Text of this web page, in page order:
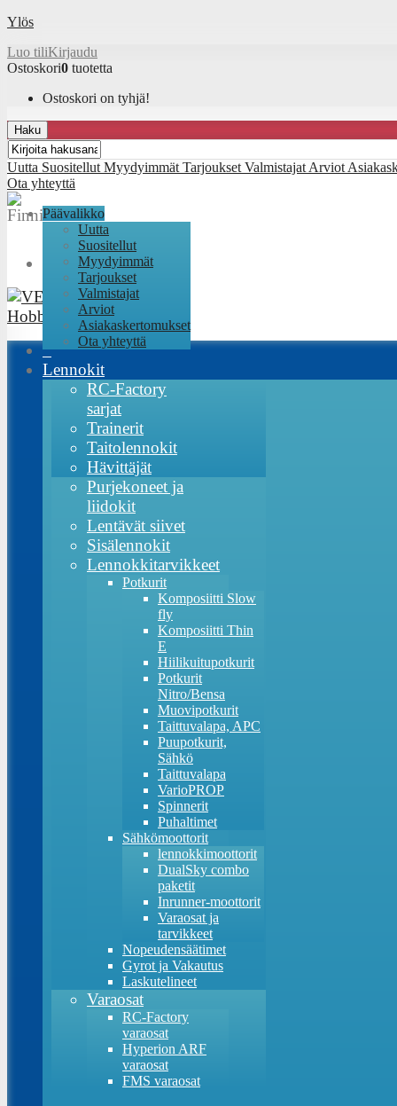
Ylös
Luo tiliKirjaudu
Ostoskori0 tuotetta
Ostoskori on tyhjä!
Haku
Uutta Suositellut Myydyimmät Tarjoukset Valmistajat Arviot
Ota yhteyttä
Päävalikko
Uutta
Suositellut
Myydyimmät
Tarjoukset
Valmistajat
Arviot
Asiakaskertomukset
Ota yhteyttä
Lennokit
RC-Factory
sarjat
Trainerit
Taitolennokit
Hävittäjät
Purjekoneet ja
liidokit
Lentävät siivet
Sisälennokit
Lennokkitarvikkeet
Potkurit
Komposiitti Slow
fly
Komposiitti Thin
E
Hiilikuitupotkurit
Potkurit
Nitro/Bensa
Muovipotkurit
Taittuvalapa, APC
Puupotkurit,
Sähkö
Taittuvalapa
VarioPROP
Spinnerit
Puhaltimet
Sähkömoottorit
lennokkimoottorit
DualSky combo
paketit
Inrunner-moottorit
Varaosat ja
tarvikkeet
Nopeudensäätimet
Gyrot ja Vakautus
Laskutelineet
Varaosat
RC-Factory
varaosat
Hyperion ARF
varaosat
FMS varaosat